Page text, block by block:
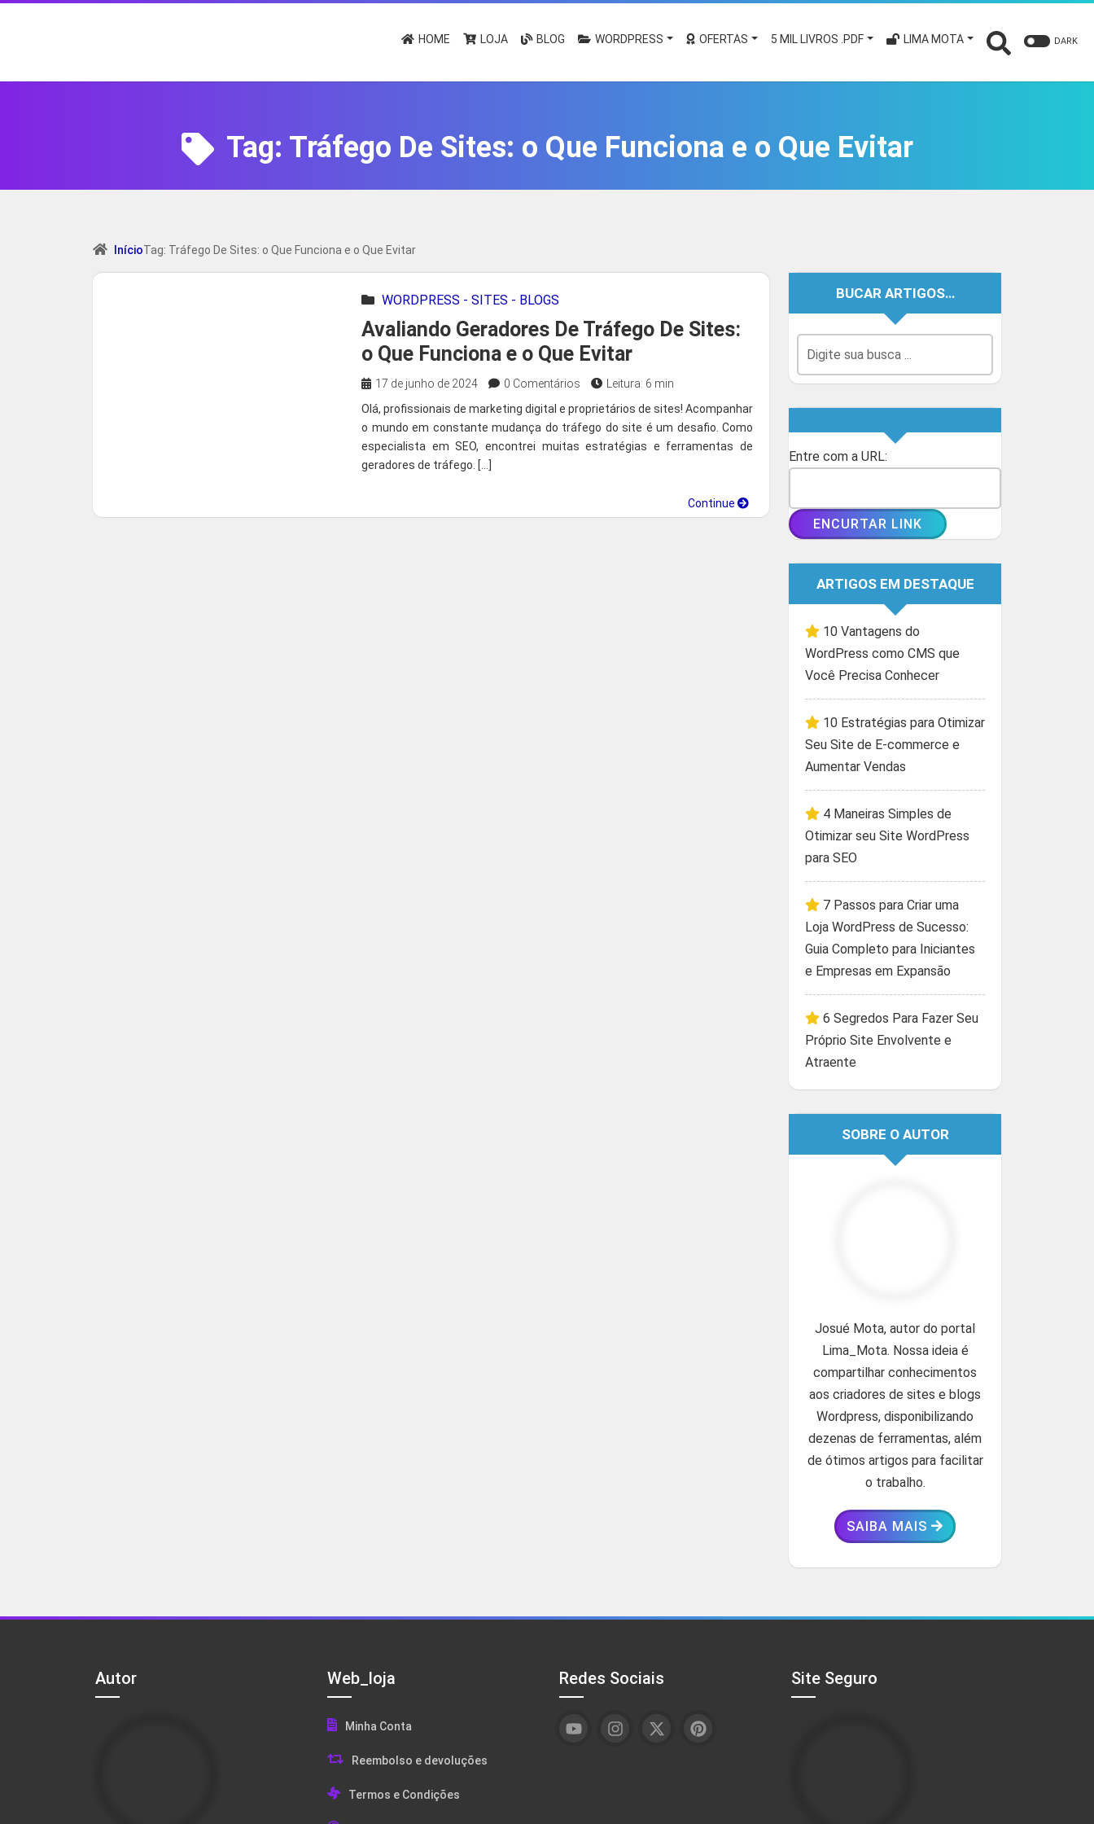
HOME LOJA BLOG WORDPRESS OFERTAS 5 MIL LIVROS .PDF LIMA MOTA DARK
Tag: Tráfego De Sites: o Que Funciona e o Que Evitar
InícioTag: Tráfego De Sites: o Que Funciona e o Que Evitar
WORDPRESS - SITES - BLOGS
Avaliando Geradores De Tráfego De Sites:
o Que Funciona e o Que Evitar
17 de junho de 2024 0 Comentários
Leitura: 6 min
Olá, profissionais de marketing digital e proprietários de sites! Acompanhar
o mundo em constante mudança do tráfego do site é um desafio. Como
especialista em SEO, encontrei muitas estratégias e ferramentas de
geradores de tráfego. […]
Continue
BUCAR ARTIGOS…
Entre com a URL:
ARTIGOS EM DESTAQUE
10 Vantagens do
WordPress como CMS que
Você Precisa Conhecer
10 Estratégias para Otimizar
Seu Site de E-commerce e
Aumentar Vendas
4 Maneiras Simples de
Otimizar seu Site WordPress
para SEO
7 Passos para Criar uma
Loja WordPress de Sucesso:
Guia Completo para Iniciantes
e Empresas em Expansão
6 Segredos Para Fazer Seu
Próprio Site Envolvente e
Atraente
SOBRE O AUTOR
Josué Mota, autor do portal
Lima_Mota. Nossa ideia é
compartilhar conhecimentos
aos criadores de sites e blogs
Wordpress, disponibilizando
dezenas de ferramentas, além
de ótimos artigos para facilitar
o trabalho.
SAIBA MAIS
Autor Web_loja
Minha Conta
Reembolso e devoluções
Termos e Condições
Redes Sociais Site Seguro